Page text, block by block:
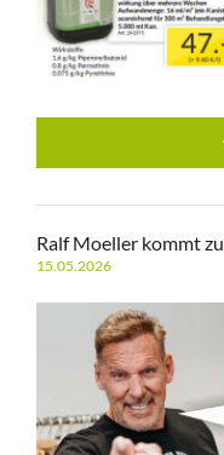
Ralf Moeller kommt
15.05.2026